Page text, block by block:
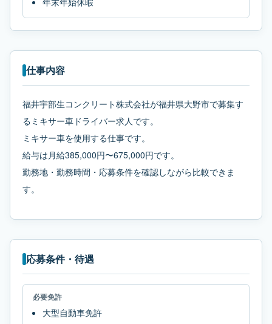
仕事内容
福井宇部生コンクリート株式会社が福井県大野市で募集す
るミキサー車ドライバー求人です。
ミキサー車を使用する仕事です。
給与は月給385,000円〜675,000円です。
勤務地・勤務時間・応募条件を確認しながら比較できま
す。
応募条件・待遇
必要免許
大型自動車免許